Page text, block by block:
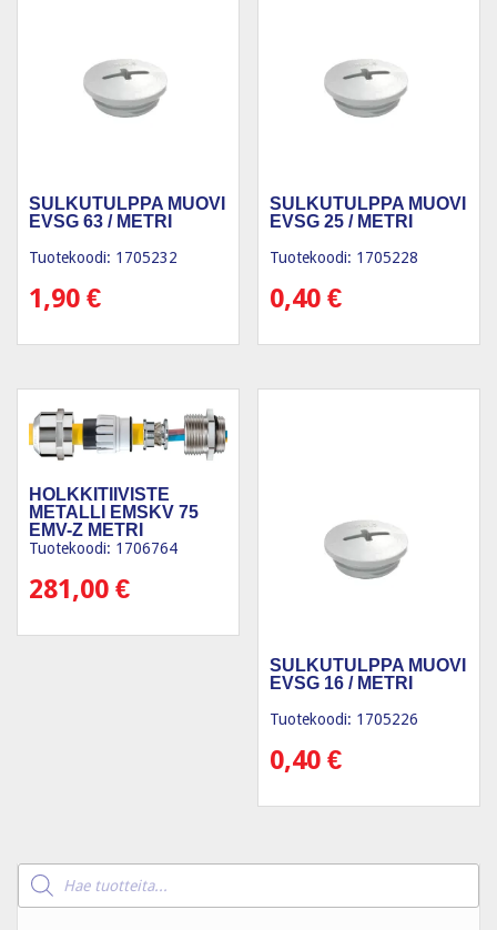
SULKUTULPPA MUOVI
EVSG 63 / METRI
Tuotekoodi: 1705232
1,90 €
SULKUTULPPA MUOVI
EVSG 25 / METRI
Tuotekoodi: 1705228
0,40€
HOLKKITIIVISTE
METALLI EMSKV 75
EMV-Z METRI
Tuotekoodi: 1706764
281,00 €
SULKUTULPPA MUOVI
EVSG 16 / METRI
Tuotekoodi: 1705226
0,40€
Products
search